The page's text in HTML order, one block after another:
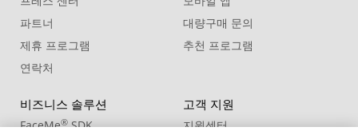
파트너
제휴 프로그램
연락처
대량구매 문의
추천 프로그램
비즈니스 솔루션
FaceMe®SDK
고객 지원
지원센터